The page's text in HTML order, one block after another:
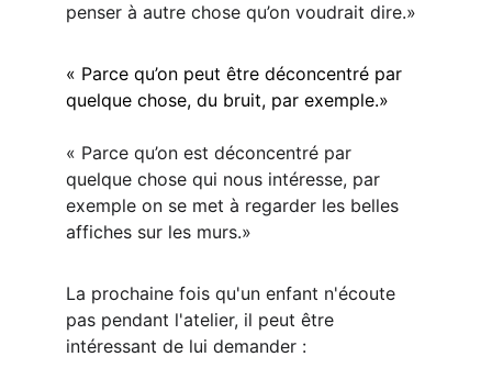
penser à autre chose qu’on voudrait dire.»
« Parce qu’on peut être déconcentré par
quelque chose, du bruit, par exemple.»
« Parce qu’on est déconcentré par
quelque chose qui nous intéresse, par
exemple on se met à regarder les belles
affiches sur les murs.»
La prochaine fois qu'un enfant n'écoute
pas pendant l'atelier, il peut être
intéressant de lui demander :